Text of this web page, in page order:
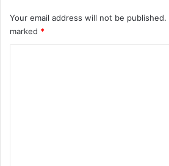
Your email address will not be published.
marked *